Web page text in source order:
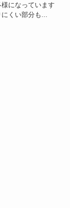
になっています
くい部分も...